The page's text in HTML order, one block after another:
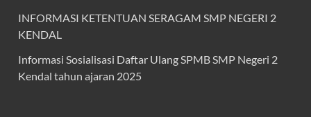
INFORMASI KETENTUAN SERAGAM SMP NEGERI 2
KENDAL
Informasi Sosialisasi Daftar Ulang SPMB SMP Negeri 2
Kendal tahun ajaran 2025